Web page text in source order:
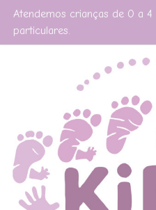
Atendemos crianças de 0 a 4
particulares.